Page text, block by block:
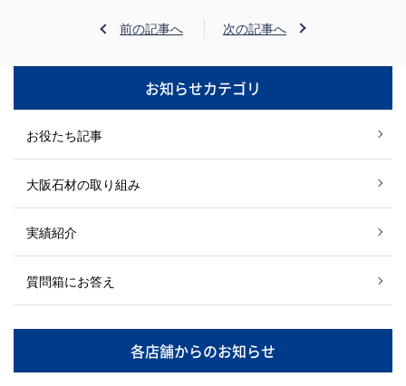
前の記事へ 次の記事へ
お知らせカテゴリ
お役たち記事
大阪石材の取り組み
実績紹介
質問箱にお答え
各店舗からのお知らせ